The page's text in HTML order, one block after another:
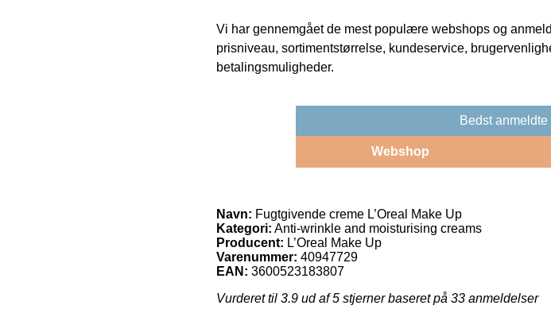
Vi har gennemgået de mest populære webshops og
prisniveau, sortimentstørrelse, kundeservice,
betalingsmuligheder.
Bedst
Webshop
Navn: Fugtgivende creme L’Oreal Make Up
Kategori: Anti-wrinkle and moisturising creams
Producent: L’Oreal Make Up
Varenummer: 40947729
EAN: 3600523183807
Vurderet til 3.9 ud af 5 stjerner baseret på 33 anmeldelser